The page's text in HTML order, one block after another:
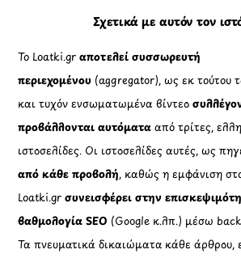
Σχετικά με αυτόν τον
Το Loatki.grαποτελεί συσσωρευτή
περιεχομένου (aggregator), ως εκ τούτου
και τυχόν ενσωματωμένα βίντεο
προβάλλονται αυτόματααπό τρίτες,
ιστοσελίδες. Οι ιστοσελίδες αυτές, ως
από κάθε προβολή, καθώς η εμφάνιση
Loatki.gr συνεισφέρει στην
βαθμολογία SEO (Google κ.λπ.) μέσω
Τα πνευματικά δικαιώματα κάθε άρθρου,